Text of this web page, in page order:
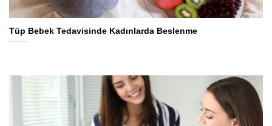
Tüp Bebek Tedavisinde Kadınlarda Beslenme